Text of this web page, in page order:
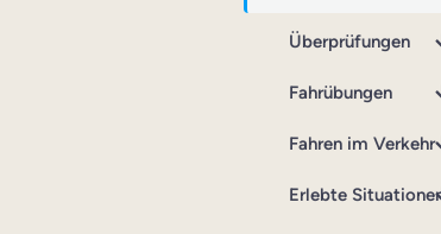
Überprüfungen
Fahrübungen
Fahren im Verkehr
Erlebte Situationen